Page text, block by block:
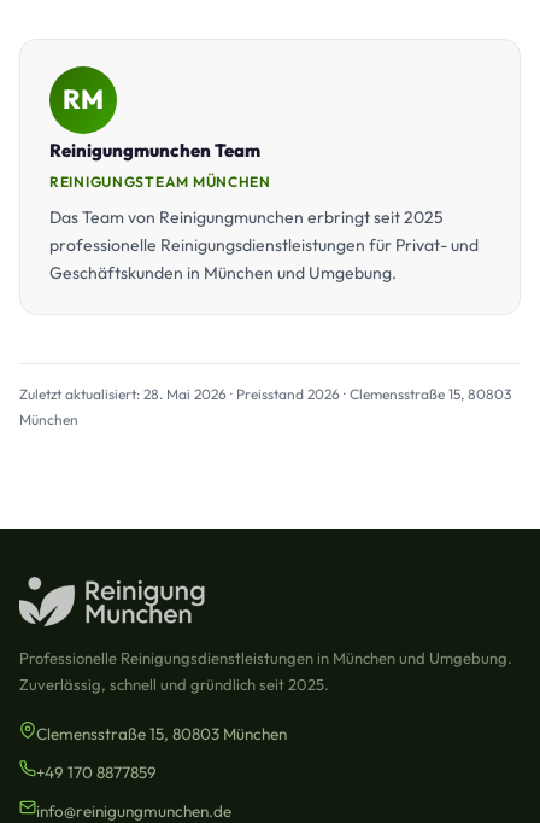
RM
Reinigungmunchen Team
REINIGUNGSTEAM MÜNCHEN
Das Team von Reinigungmunchen erbringt seit 2025
professionelle Reinigungsdienstleistungen für Privat- und
Geschäftskunden in München und Umgebung.
Zuletzt aktualisiert: 28. Mai 2026 · Preisstand 2026 · Clemensstraße 15, 80803
München
Professionelle Reinigungsdienstleistungen in München und Umgebung.
Zuverlässig, schnell und gründlich seit 2025.
Clemensstraße 15, 80803 München
+49 170 8877859
info@reinigungmunchen.de